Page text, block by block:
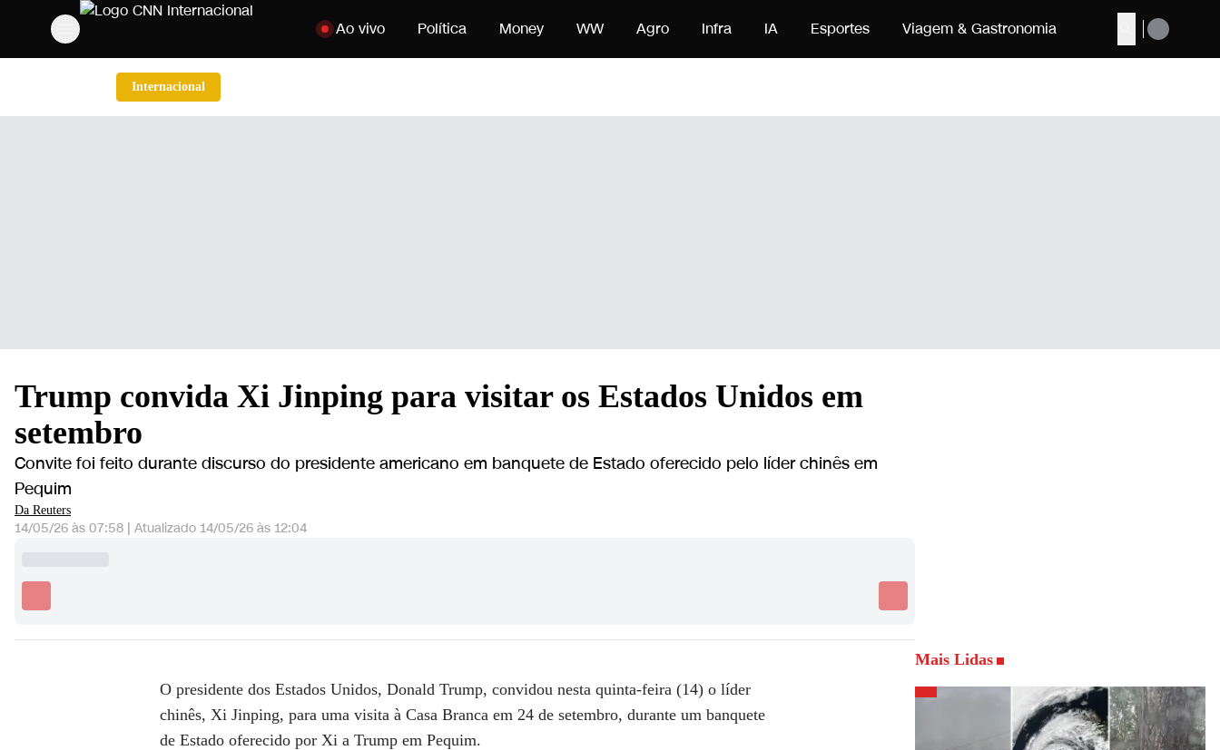
Buscar
Pular para o conteúdo
Ao vivo Política Money WW Agro Infra IA Esportes Viagem & Gastronomia
Internacional
Trump convida Xi Jinping para visitar os Estados Unidos em
setembro
Convite foi feito durante discurso do presidente americano em banquete de Estado oferecido pelo líder chinês em
Pequim
Da Reuters
14/05/26 às 07:58 | Atualizado 14/05/26 às 12:04
O presidente dos Estados Unidos, Donald Trump, convidou nesta quinta-feira (14) o líder
chinês, Xi Jinping, para uma visita à Casa Branca em 24 de setembro, durante um banquete
de Estado oferecido por Xi a Trump em Pequim.
Mais Lidas